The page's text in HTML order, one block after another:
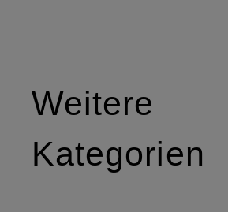
Weitere
Kategorien